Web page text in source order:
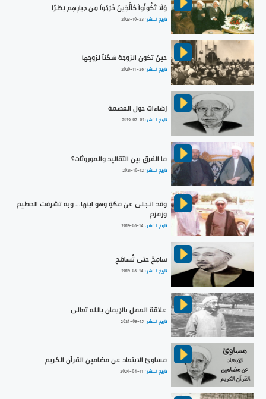
وَلَا تَكُونُواْ كَٱلَّذِينَ خَرَجُواْ مِن دِيارِهِم بَطَرًا
تاريخ النشر :2023-10-23
حينَ تكون الزوجة سَكَناً لزوجِها
تاريخ النشر :2020-11-26
إضاءات حول العصمة
تاريخ النشر :2019-07-02
ما الفرق بين التقاليد والموروثات؟
تاريخ النشر :2021-10-12
‏وقد انـجلى عن مكةٍ وهو ابنها... ‏وبه تشرفت الحطيم
وزمزم
تاريخ النشر : 2019-06-14
سامِحْ حتى تُسامَح
تاريخ النشر : 2019-06-14
علاقة العمل بالإيمان بالله تعالى
تاريخ النشر :2024-09-15
مساوئ الابتعاد عن مضامين القرآن الكريم
تاريخ النشر : 2024-04-11